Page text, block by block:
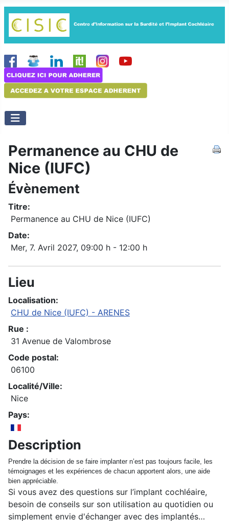
Permanence au CHU de
Nice (IUFC)
Évènement
Titre:
Permanence au CHU de Nice (IUFC)
Date:
Mer, 7. Avril 2027, 09:00 h - 12:00 h
Lieu
Localisation:
CHU de Nice (IUFC) - ARENES
Rue :
31 Avenue de Valombrose
Code postal:
06100
Localité/Ville:
Nice
Pays:
Description
Prendre la décision de se faire implanter n’est pas toujours facile, les
témoignages et les expériences de chacun apportent alors, une aide
bien appréciable.
Si vous avez des questions sur l’implant cochléaire,
besoin de conseils sur son utilisation au quotidien ou
simplement envie d'échanger avec des implantés…